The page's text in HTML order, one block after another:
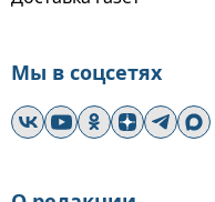
Мы в соцсетях